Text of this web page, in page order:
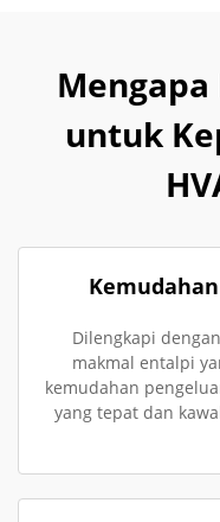
untuk
Dilengkapi
makmal entalpi
kemudahan
yang tepat dan